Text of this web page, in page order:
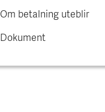
Om betalning uteblir
Dokument